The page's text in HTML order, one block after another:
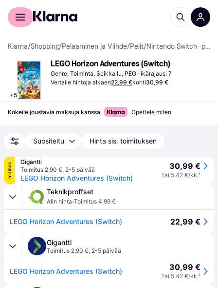
Kuluttajille
Klarna/Shopping/Pelaaminen ja Viihde/Pelit/ Nintendo Switch -pelit
+5
LEGO Horizon Adventures (Switch)
Genre: Toiminta, Seikkailu, PEGI-ikärajaus: 7
Vertaile hintoja alkaen22,99 €kohti30,99 €
Kokeile joustavia maksuja kanssa Opettele miten
Suositeltu Hinta sis. toimituksen
mainos
Gigantti
Toimitus 2,90 €, 2-5 päivää
LEGO Horizon Adventures (Switch)
30,99 €
Tai 5,42 €/kk.¹
Teknikproffset
Alin hinta·Toimitus 4,99 €
LEGO Horizon Adventures (Switch) 22,99 €
Gigantti
Toimitus 2,90 €, 2-5 päivää
LEGO Horizon Adventures (Switch) 30,99 €
Tai 5,42 €/kk.¹